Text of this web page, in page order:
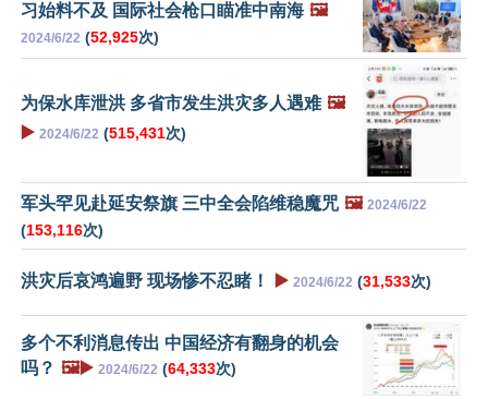
习始料不及 国际社会枪口瞄准中南海 🖼️
2024/6/22 (52,925次)
为保水库泄洪 多省市发生洪灾多人遇难 🖼️
▶️ 2024/6/22 (515,431次)
军头罕见赴延安祭旗 三中全会陷维稳魔咒 🖼️ 2024/6/22
(153,116次)
洪灾后哀鸿遍野 现场惨不忍睹！ ▶️ 2024/6/22 (31,533次)
多个不利消息传出 中国经济有翻身的机会
吗？ 🖼️▶️ 2024/6/22 (64,333次)